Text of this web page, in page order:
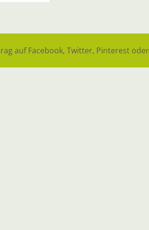
auf Facebook, Twitter, Pinterest